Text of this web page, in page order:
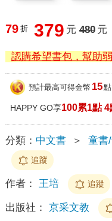
79 折 379 元 480 元
認購希望書包，幫助
預計最高可得金幣 15點
HAPPY GO享100累1點 4
分類： 中文書 ＞ 童書
追蹤
作者： 王培 追蹤
出版社： 京采文教